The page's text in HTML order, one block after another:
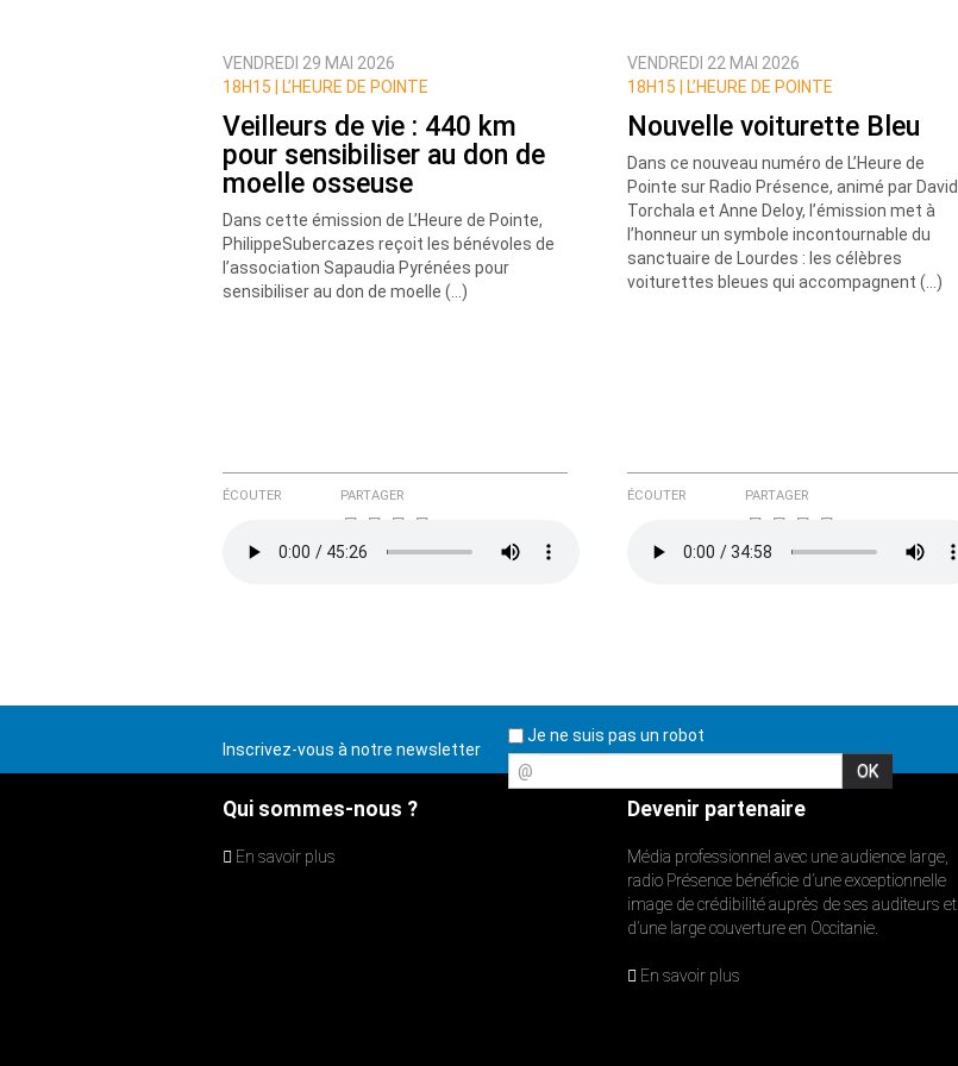
Prévenez-moi de tous les nouveaux commentaires de cette discussion par email
VENDREDI 29 MAI 2026
18H15 |
L’HEURE DE POINTE
Veilleurs de vie : 440 km
pour sensibiliser au don de
moelle osseuse
Dans cette émission de L’Heure de Pointe,
PhilippeSubercazes reçoit les bénévoles de
l’association Sapaudia Pyrénées pour
sensibiliser au don de moelle (…)
ÉCOUTER PARTAGER
VENDREDI 22 MAI 2026
18H15 |
L’HEURE DE POINTE
Nouvelle voiturette Bleu
Dans ce nouveau numéro de L’Heure de
Pointe sur Radio Présence, animé par David
Torchala et Anne Deloy, l’émission met à
l’honneur un symbole incontournable du
sanctuaire de Lourdes : les célèbres
voiturettes bleues qui accompagnent (…)
ÉCOUTER PARTAGER
Inscrivez-vous à notre newsletter
Je ne suis pas un robot
@
Qui sommes-nous ?
En savoir plus
Devenir partenaire
Média professionnel avec une audience large,
radio Présence bénéficie d’une exceptionnelle
image de crédibilité auprès de ses auditeurs et
d’une large couverture en Occitanie.
En savoir plus